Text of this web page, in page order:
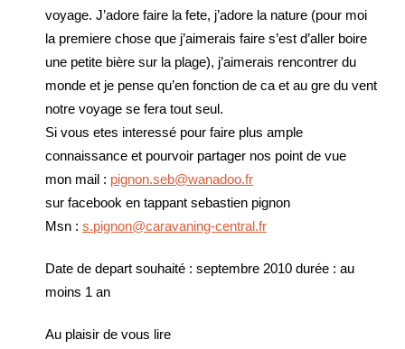
voyage. J’adore faire la fete, j’adore la nature (pour moi
la premiere chose que j’aimerais faire s’est d’aller boire
une petite bière sur la plage), j’aimerais rencontrer du
monde et je pense qu’en fonction de ca et au gre du vent
notre voyage se fera tout seul.
Si vous etes interessé pour faire plus ample
connaissance et pourvoir partager nos point de vue
mon mail : pignon.seb@wanadoo.fr
sur facebook en tappant sebastien pignon
Msn : s.pignon@caravaning-central.fr
Date de depart souhaité : septembre 2010 durée : au
moins 1 an
Au plaisir de vous lire